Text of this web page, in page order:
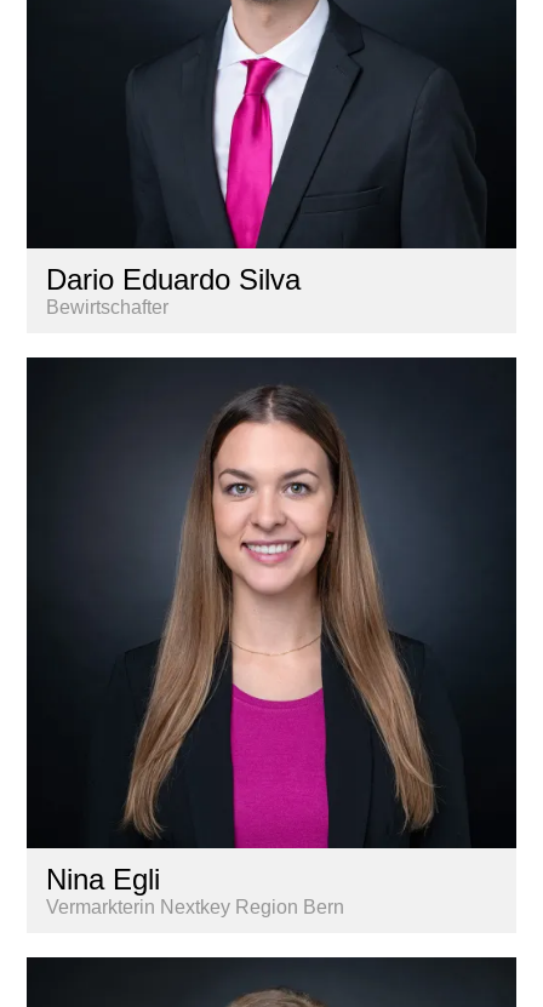
Dario Eduardo Silva
Bewirtschafter
Nina Egli
Vermarkterin Nextkey Region Bern